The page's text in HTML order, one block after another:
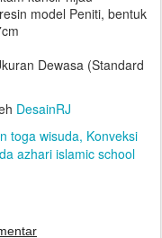
model Peniti, bentuk
Dewasa (Standard
DesainRJ
toga wisuda Konveksi
azhari islamic school